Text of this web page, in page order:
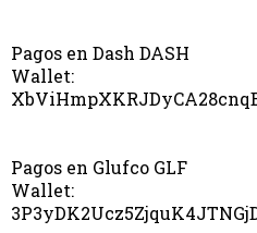
Pagos en Dash DASH
Wallet:
Pagos en Glufco GLF
Wallet: